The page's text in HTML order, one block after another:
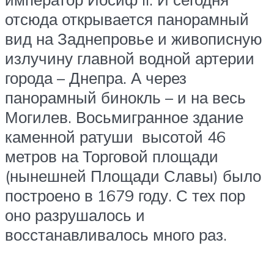
отсюда открывается панорамный
вид на Заднепровье и живописную
излучину главной водной артерии
города – Днепра. А через
панорамный бинокль – и на весь
Могилев. Восьмигранное здание
каменной ратуши высотой 46
метров на Торговой площади
(нынешней Площади Славы) было
построено в 1679 году. С тех пор
оно разрушалось и
восстанавливалось много раз.